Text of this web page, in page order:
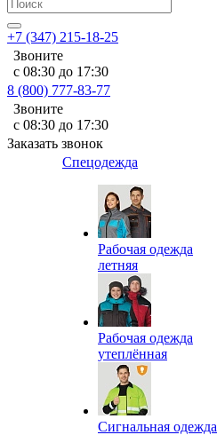
+7 (347) 215-18-25
Звоните
с 08:30 до 17:30
8 (800) 777-83-77
Звоните
с 08:30 до 17:30
Заказать звонок
Спецодежда
Рабочая одежда
летняя
Рабочая одежда
утеплённая
Сигнальная одежда